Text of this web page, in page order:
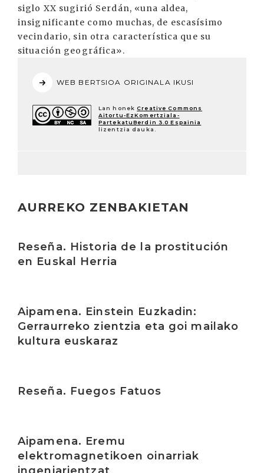
siglo XX sugirió Serdán, «una aldea,
insignificante como muchas, de escasísimo
vecindario, sin otra característica que su
situación geográfica».
WEB BERTSIOA ORIGINALA IKUSI
Lan honek Creative Commons
Aitortu-EzKomertziala-
PartekatuBerdin 3.0 Espainia
lizentzia dauka.
AURREKO ZENBAKIETAN
Reseña. Historia de la prostitución
en Euskal Herria
Aipamena. Einstein Euzkadin:
Gerraurreko zientzia eta goi mailako
kultura euskaraz
Reseña. Fuegos Fatuos
Aipamena. Eremu
elektromagnetikoen oinarriak